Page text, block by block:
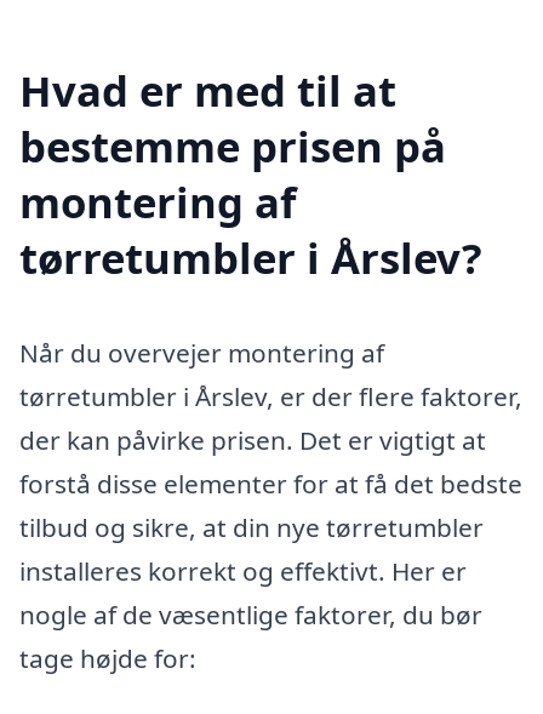
Hvad er med til at
bestemme prisen på
montering af
tørretumbler i Årslev?
Når du overvejer montering af
tørretumbler i Årslev, er der flere faktorer,
der kan påvirke prisen. Det er vigtigt at
forstå disse elementer for at få det bedste
tilbud og sikre, at din nye tørretumbler
installeres korrekt og effektivt. Her er
nogle af de væsentlige faktorer, du bør
tage højde for: